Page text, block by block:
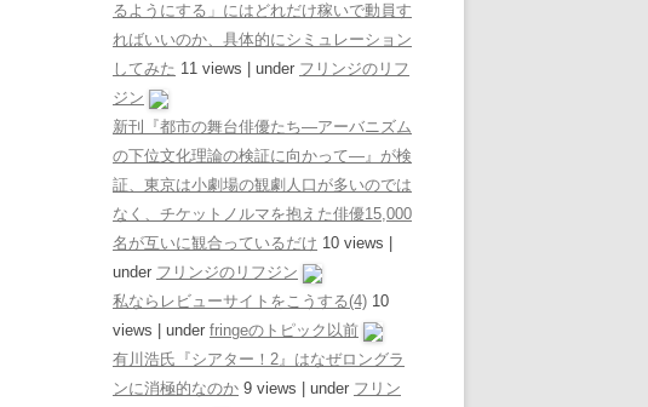
るようにする」にはどれだけ稼いで動員す
ればいいのか、具体的にシミュレーション
してみた 11 views under フリンジのリフ
ジン
新刊『都市の舞台俳優たち―アーバニズム
の下位文化理論の検証に向かって―』が検
証、東京は小劇場の観劇人口が多いのでは
なく、チケットノルマを抱えた俳優15,000
名が互いに観合っているだけ 10 views
under フリンジのリフジン
私ならレビューサイトをこうする(4) 10
views
under fringeのトピック以前
有川浩氏『シアター！2』はなぜロングラ
ンに消極的なのか 9 views under フリン